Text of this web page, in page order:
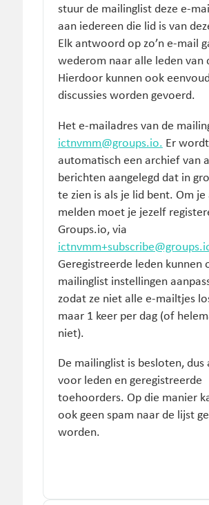
stuur de mailinglist deze e-
aan iedereen die lid is van
Elk antwoord op zo’n e-mail
wederom naar alle leden van
Hierdoor kunnen ook
discussies worden gevoerd.
Het e-mailadres van de
ictnvmm@groups.io. Er wordt
automatisch een archief van
berichten aangelegd dat in
te zien is als je lid bent. Om je
melden moet je jezelf
Groups.io, via
Geregistreerde leden kunnen
mailinglist instellingen
zodat ze niet alle e-mailtjes
maar 1 keer per dag (of
niet).
De mailinglist is besloten, dus
voor leden en geregistreerde
toehoorders. Op die manier
ook geen spam naar de lijst
worden.